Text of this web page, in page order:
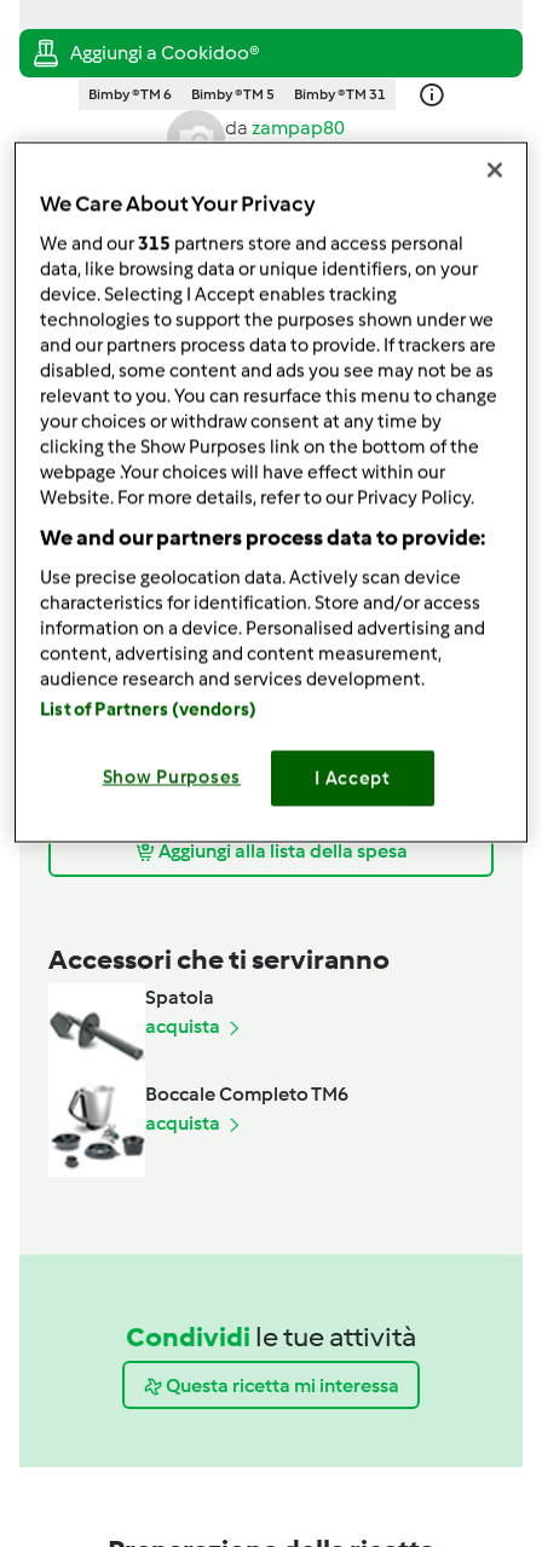
Bimby ® TM 6 Bimby ® TM 5 Bimby ® TM 31
da zampap80
Aggiungi alle mie raccolte
condividi la ricetta
Crea variante
Ingredienti
Mini-hamburger di ceci
1barattoloceci in scatola
2cucchiaifarina
40gParmigiano reggiano grattugiato
1cipolla,media
6-10ramettiprezzemolo fresco
q.b.noce moscata in polvere
1cucchiainocurcuma secca in polvere
sale grosso
pepe
olio extravergine di oliva
Aggiungi alla lista della spesa
Accessori che ti serviranno
Spatola
acquista
Boccale Completo TM6
acquista
Condividi le tue attività
Questa ricetta mi interessa
We Care About Your Privacy
We and our315 partners store and access personal
data, like browsing data or unique identifiers, on your
device. Selecting I Accept enables tracking
technologies to support the purposes shown under we
and our partners process data to provide. If trackers are
disabled, some content and ads you see may not be as
relevant to you. You can resurface this menu to change
your choices or withdraw consent at any time by
clicking the Show Purposes link on the bottom of the
webpage .Your choices will have effect within our
Website. For more details, refer to our Privacy Policy.
We and our partners process data to provide:
Use precise geolocation data. Actively scan device
characteristics for identification. Store and/or access
information on a device. Personalised advertising and
content, advertising and content measurement,
audience research and services development.
List of Partners (vendors)
Show Purposes I Accept